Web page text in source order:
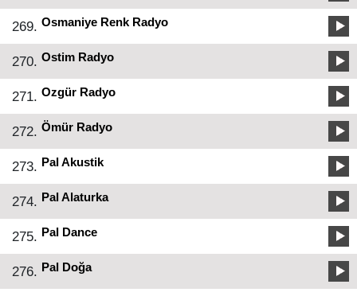
269. Osmaniye Renk Radyo
270. Ostim Radyo
271. Ozgür Radyo
272. Ömür Radyo
273. Pal Akustik
274. Pal Alaturka
275. Pal Dance
276. Pal Doğa